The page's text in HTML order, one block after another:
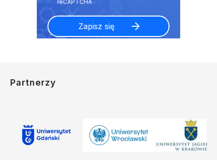
Partnerzy